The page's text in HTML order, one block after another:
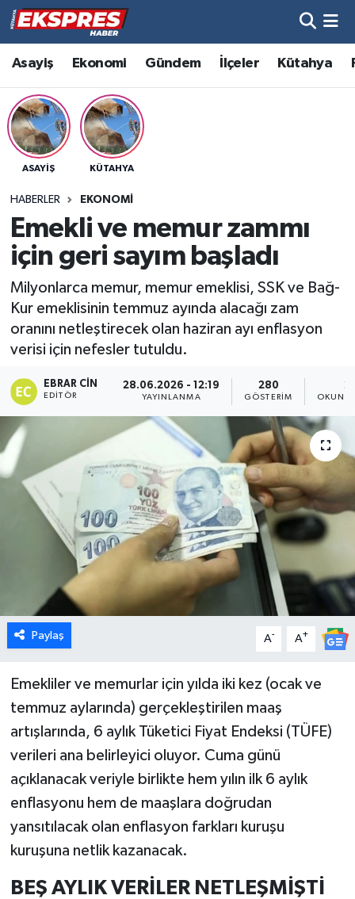
Asayiş Ekonomi Gündem İlçeler Kütahya
ASAYIŞ KÜTAHYA
HABERLER EKONOMI
Emekli ve memur zammı
için geri sayım başladı
Milyonlarca memur, memur emeklisi, SSK ve Bağ-
Kur emeklisinin temmuz ayında alacağı zam
oranını netleştirecek olan haziran ayı enflasyon
verisi için nefesler tutuldu.
EBRAR CIN
EDITÖR
28.06.2026 - 12:19
YAYINLANMA
280
GÖSTERIM
2
Paylaş A- A+
Emekliler ve memurlar için yılda iki kez (ocak ve
temmuz aylarında) gerçekleştirilen maaş
artışlarında, 6 aylık Tüketici Fiyat Endeksi (TÜFE)
verileri ana belirleyici oluyor. Cuma günü
açıklanacak veriyle birlikte hem yılın ilk 6 aylık
enflasyonu hem de maaşlara doğrudan
yansıtılacak olan enflasyon farkları kuruşu
kuruşuna netlik kazanacak.
BEŞ AYLIK VERİLER NETLEŞMİŞTİ
Altıntaş
Asayiş
Aslanapa
Bölge
Çavdarhisar
Domaniç
Dumlupınar
Dünya
Ekonomi
Emet
Foto Galeri
Gediz
Genel
Hisarcık
İlçeler
Köşe Yazıları
Kültür Sanat
Hava Durumu
Trafik Durumu
Süper Lig Puan Durumu ve Fikstür
Son Dakika Haberleri
Haber Arşivi